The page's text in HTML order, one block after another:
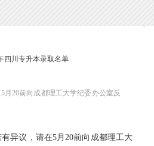
四川专升本录取名单
月20前向成都理工大学纪委办公室反
异议，请在5月20前向成都理工大